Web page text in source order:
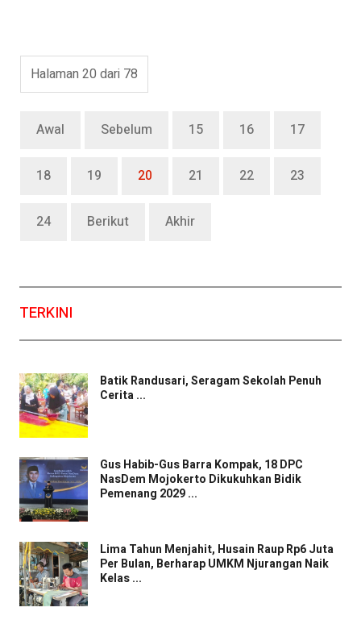
Halaman 20 dari 78
Awal Sebelum 15 16 17
18 19 20 21 22 23
24 Berikut Akhir
TERKINI
Batik Randusari, Seragam Sekolah Penuh
Cerita ...
Gus Habib-Gus Barra Kompak, 18 DPC
NasDem Mojokerto Dikukuhkan Bidik
Pemenang 2029 ...
Lima Tahun Menjahit, Husain Raup Rp6 Juta
Per Bulan, Berharap UMKM Njurangan Naik
Kelas ...